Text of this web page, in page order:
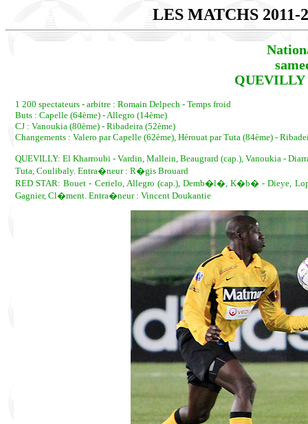
LES MATCHS
QUEVILLY
1 200 spectateurs - arbitre : Romain Delpech - Temps froid
Buts : Capelle (64ème) - Allegro (14ème)
CJ : Vanoukia (80ème) - Ribadeira (52ème)
Changements : Valero par Capelle (62ème), Hérouat par Tuta (84ème) -
QUEVILLY: El Kharroubi - Vardin, Mallein, Beaugrard (cap.), Vanoukia -
Tuta, Coulibaly. Entra�neur : R�gis Brouard
RED STAR: Bouet - Cerielo, Allegro (cap.), Demb�l�, K�b� - Dieye,
Gagnier, Cl�ment. Entra�neur : Vincent Doukantie